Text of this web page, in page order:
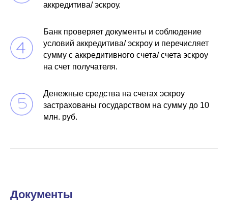
аккредитива/ эскроу.
Банк проверяет документы и соблюдение
условий аккредитива/ эскроу и перечисляет
сумму с аккредитивного счета/ счета эскроу
на счет получателя.
Денежные средства на счетах эскроу
застрахованы государством на сумму до 10
млн. руб.
Документы